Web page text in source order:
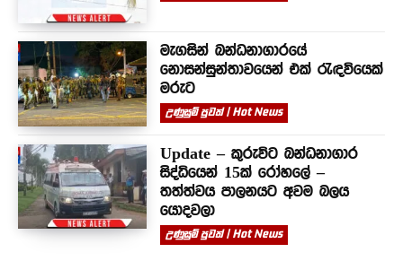
මැගසින් බන්ධනාගාරයේ
නොසන්සුන්තාවයෙන් එක් රැඳවියෙක්
මරුට
උණුසුම් පුවත් | Hot News
Update – කුරුවිට බන්ධනාගාර
සිද්ධියෙන් 15ක් රෝහලේ –
තත්ත්වය පාලනයට අවම බලය
යොදවලා
උණුසුම් පුවත් | Hot News